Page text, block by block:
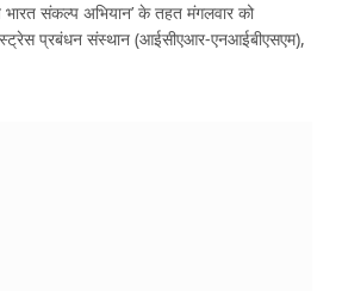
भारत संकल्प अभियान’ के तहत मंगलवार को
प्रबंधन संस्थान (आईसीएआर-एनआईबीएसएम),